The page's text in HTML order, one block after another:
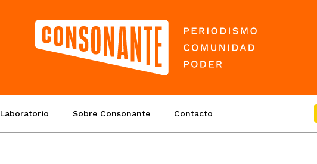
Laboratorio Sobre Consonante Contacto